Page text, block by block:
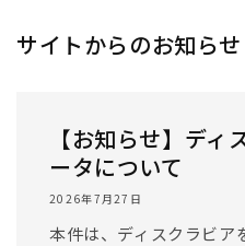
サイトからのお知らせ
【お知らせ】デ
ータについて
2026年7月27日
本件は、ディスクラビア